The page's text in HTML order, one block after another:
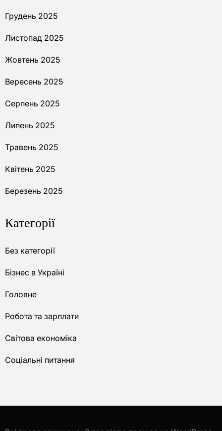
Грудень 2025
Листопад 2025
Жовтень 2025
Вересень 2025
Серпень 2025
Липень 2025
Травень 2025
Квітень 2025
Березень 2025
Категорії
Без категорії
Бізнес в Україні
Головне
Робота та зарплати
Світова економіка
Соціальні питання